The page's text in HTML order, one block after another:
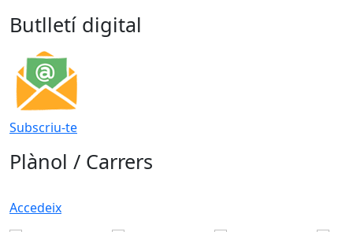
Butlletí digital
Subscriu-te
Plànol / Carrers
Accedeix